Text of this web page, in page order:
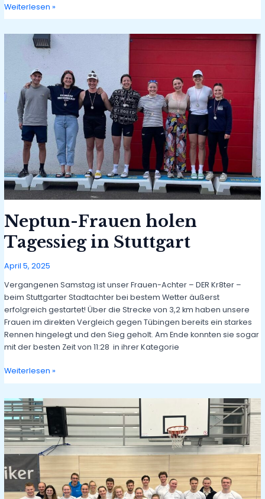
Heineken
Roeivierkamp
Amsterdam
Weiterlesen »
Neptun-Frauen holen
Tagessieg in Stuttgart
April 5, 2025
Vergangenen Samstag ist unser Frauen-Achter – DER Kr8ter –
beim Stuttgarter Stadtachter bei bestem Wetter äußerst
erfolgreich gestartet! Über die Strecke von 3,2 km haben unsere
Frauen im direkten Vergleich gegen Tübingen bereits ein starkes
Rennen hingelegt und den Sieg geholt. Am Ende konnten sie sogar
mit der besten Zeit von 11:28 in ihrer Kategorie
Neptun-
Frauen
Tagessieg
in
Stuttgart
Weiterlesen »